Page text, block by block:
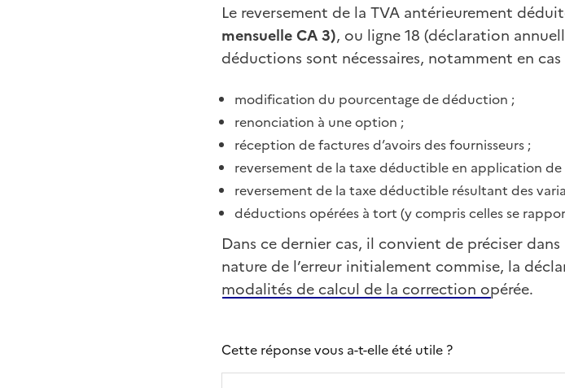
Le reversement de la TVA antérieurement
mensuelle CA 3), ou ligne 18 (déclaration
déductions sont nécessaires, notamment en cas
modification du pourcentage de déduction ;
renonciation à une option ;
réception de factures d’avoirs des fournisseurs ;
reversement de la taxe déductible en application de
reversement de la taxe déductible résultant des
déductions opérées à tort (y compris celles se
Dans ce dernier cas, il convient de préciser
nature de l’erreur initialement commise, la
modalités de calcul de la correction opérée.
Cette réponse vous a-t-elle été utile ?